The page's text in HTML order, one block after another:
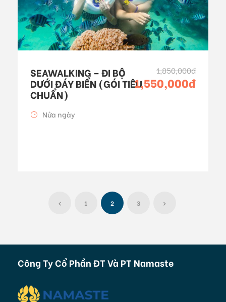
SEAWALKING – ĐI BỘ
DƯỚI ĐÁY BIỂN (GÓI TIÊU
CHUẨN)
1,850,000đ
1,550,000đ
Nửa ngày
1 2 3
Công Ty Cổ Phần ĐT Và PT Namaste